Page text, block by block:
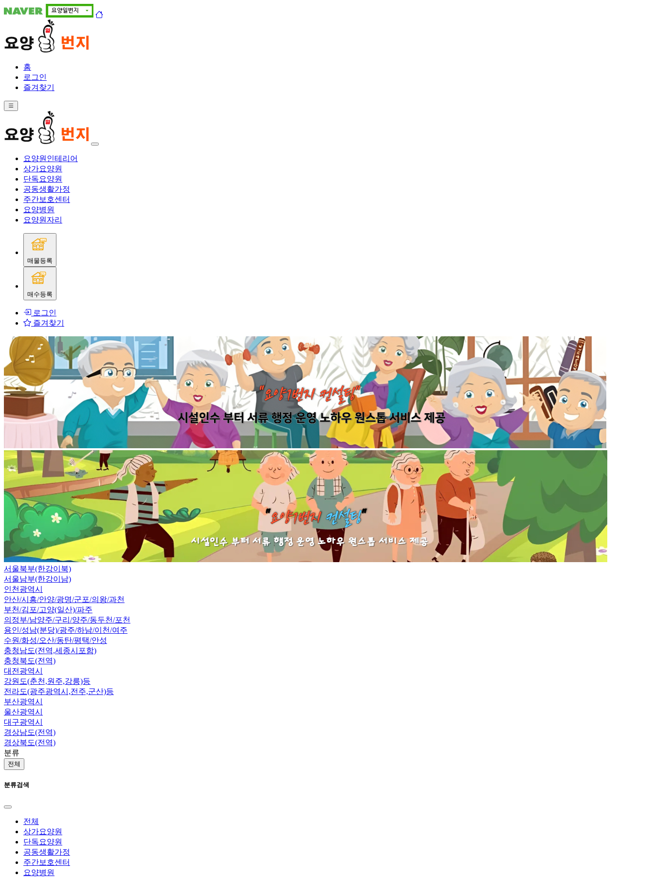
홈
로그인
즐겨찾기
요양원인테리어
상가요양원
단독요양원
공동생활가정
주간보호센터
요양병원
요양원자리
매물등록
매수등록
로그인
즐겨찾기
서울북부(한강이북)
서울남부(한강이남)
인천광역시
안산/시흥/안양/광명/군포/의왕/과천
부천/김포/고양(일산)/파주
의정부/남양주/구리/양주/동두천/포천
용인/성남(분당)/광주/하남/이천/여주
수원/화성/오산/동탄/평택/안성
충청남도(전역,세종시포함)
충청북도(전역)
대전광역시
강원도(춘천,원주,강릉)등
전라도(광주광역시,전주,군산)등
부산광역시
울산광역시
대구광역시
경상남도(전역)
경상북도(전역)
분류
전체
분류검색
전체
상가요양원
단독요양원
공동생활가정
주간보호센터
요양병원